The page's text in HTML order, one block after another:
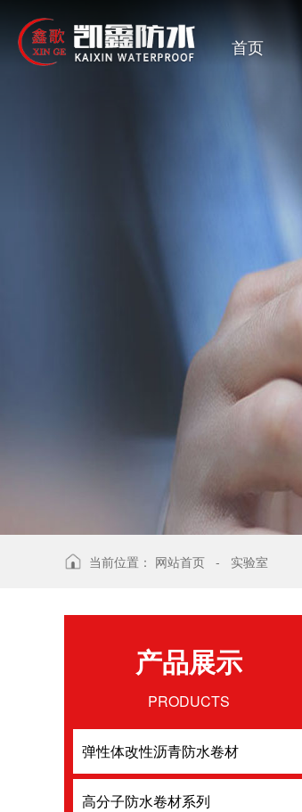
首页
当前位置： 网站首页 - 实验室
产品展示
PRODUCTS
弹性体改性沥青防水卷材
高分子防水卷材系列